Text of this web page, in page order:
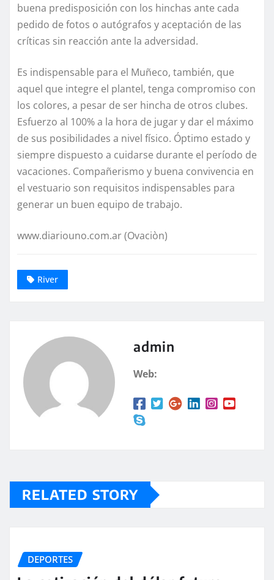
buena predisposición con los hinchas ante cada
pedido de fotos o autógrafos y aceptación de las
críticas sin reacción ante la adversidad.
Es indispensable para el Muñeco, también, que
aquel que integre el plantel, tenga compromiso con
los colores, a pesar de ser hincha de otros clubes.
Esfuerzo al 100% a la hora de jugar y dar el máximo
de sus posibilidades a nivel físico. Óptimo estado y
siempre dispuesto a cuidarse durante el período de
vacaciones. Compañerismo y buena convivencia en
el vestuario son requisitos indispensables para
generar un buen equipo de trabajo.
www.diariouno.com.ar (Ovaciòn)
River
admin
Web:
RELATED STORY
DEPORTES